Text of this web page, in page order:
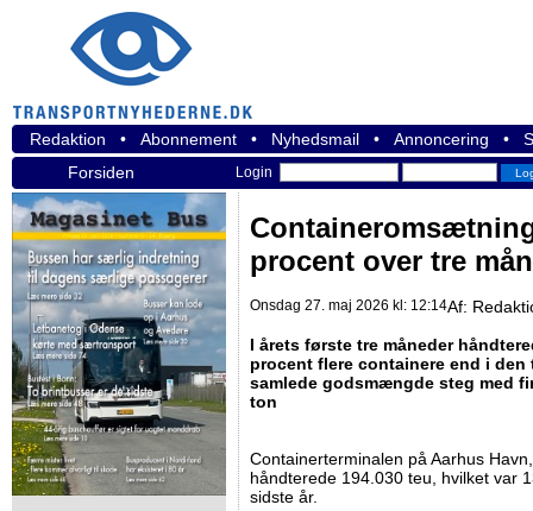
Redaktion • Abonnement • Nyhedsmail • Annoncering •
Forsiden
Login
procent over tre
Onsdag 27. maj 2026 kl: 12:14Af:
I årets første tre måneder
procent flere containere end i
samlede godsmængde steg med
ton
Containerterminalen på Aarhus
håndterede 194.030 teu, hvilket var
sidste år.